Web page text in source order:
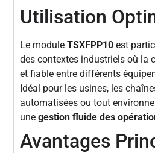
Utilisation
Le moduleTSXFPP10 est
des contextes industriels où la
et fiable entre différents
Idéal pour les usines, les
automatisées ou tout
unegestion fluide des
Avantages